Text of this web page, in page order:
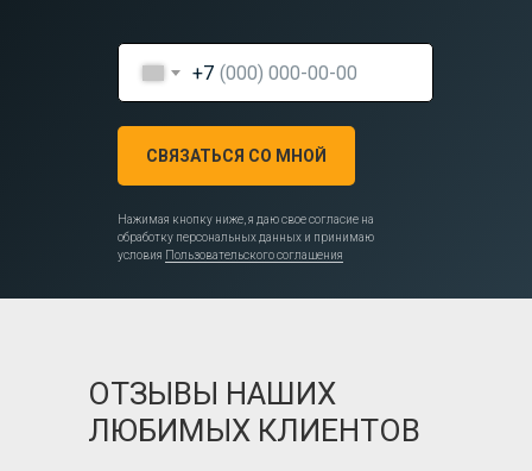
+7
СВЯЗАТЬСЯ СО МНОЙ
Нажимая кнопку ниже, я даю свое согласие на
обработку персональных данных и принимаю
условия Пользовательского соглашения
ОТЗЫВЫ НАШИХ
ЛЮБИМЫХ КЛИЕНТОВ